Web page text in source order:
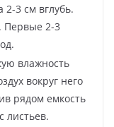
2-3 см вглубь.
Первые 2-3
влажность
вокруг него
рядом емкость
листьев.